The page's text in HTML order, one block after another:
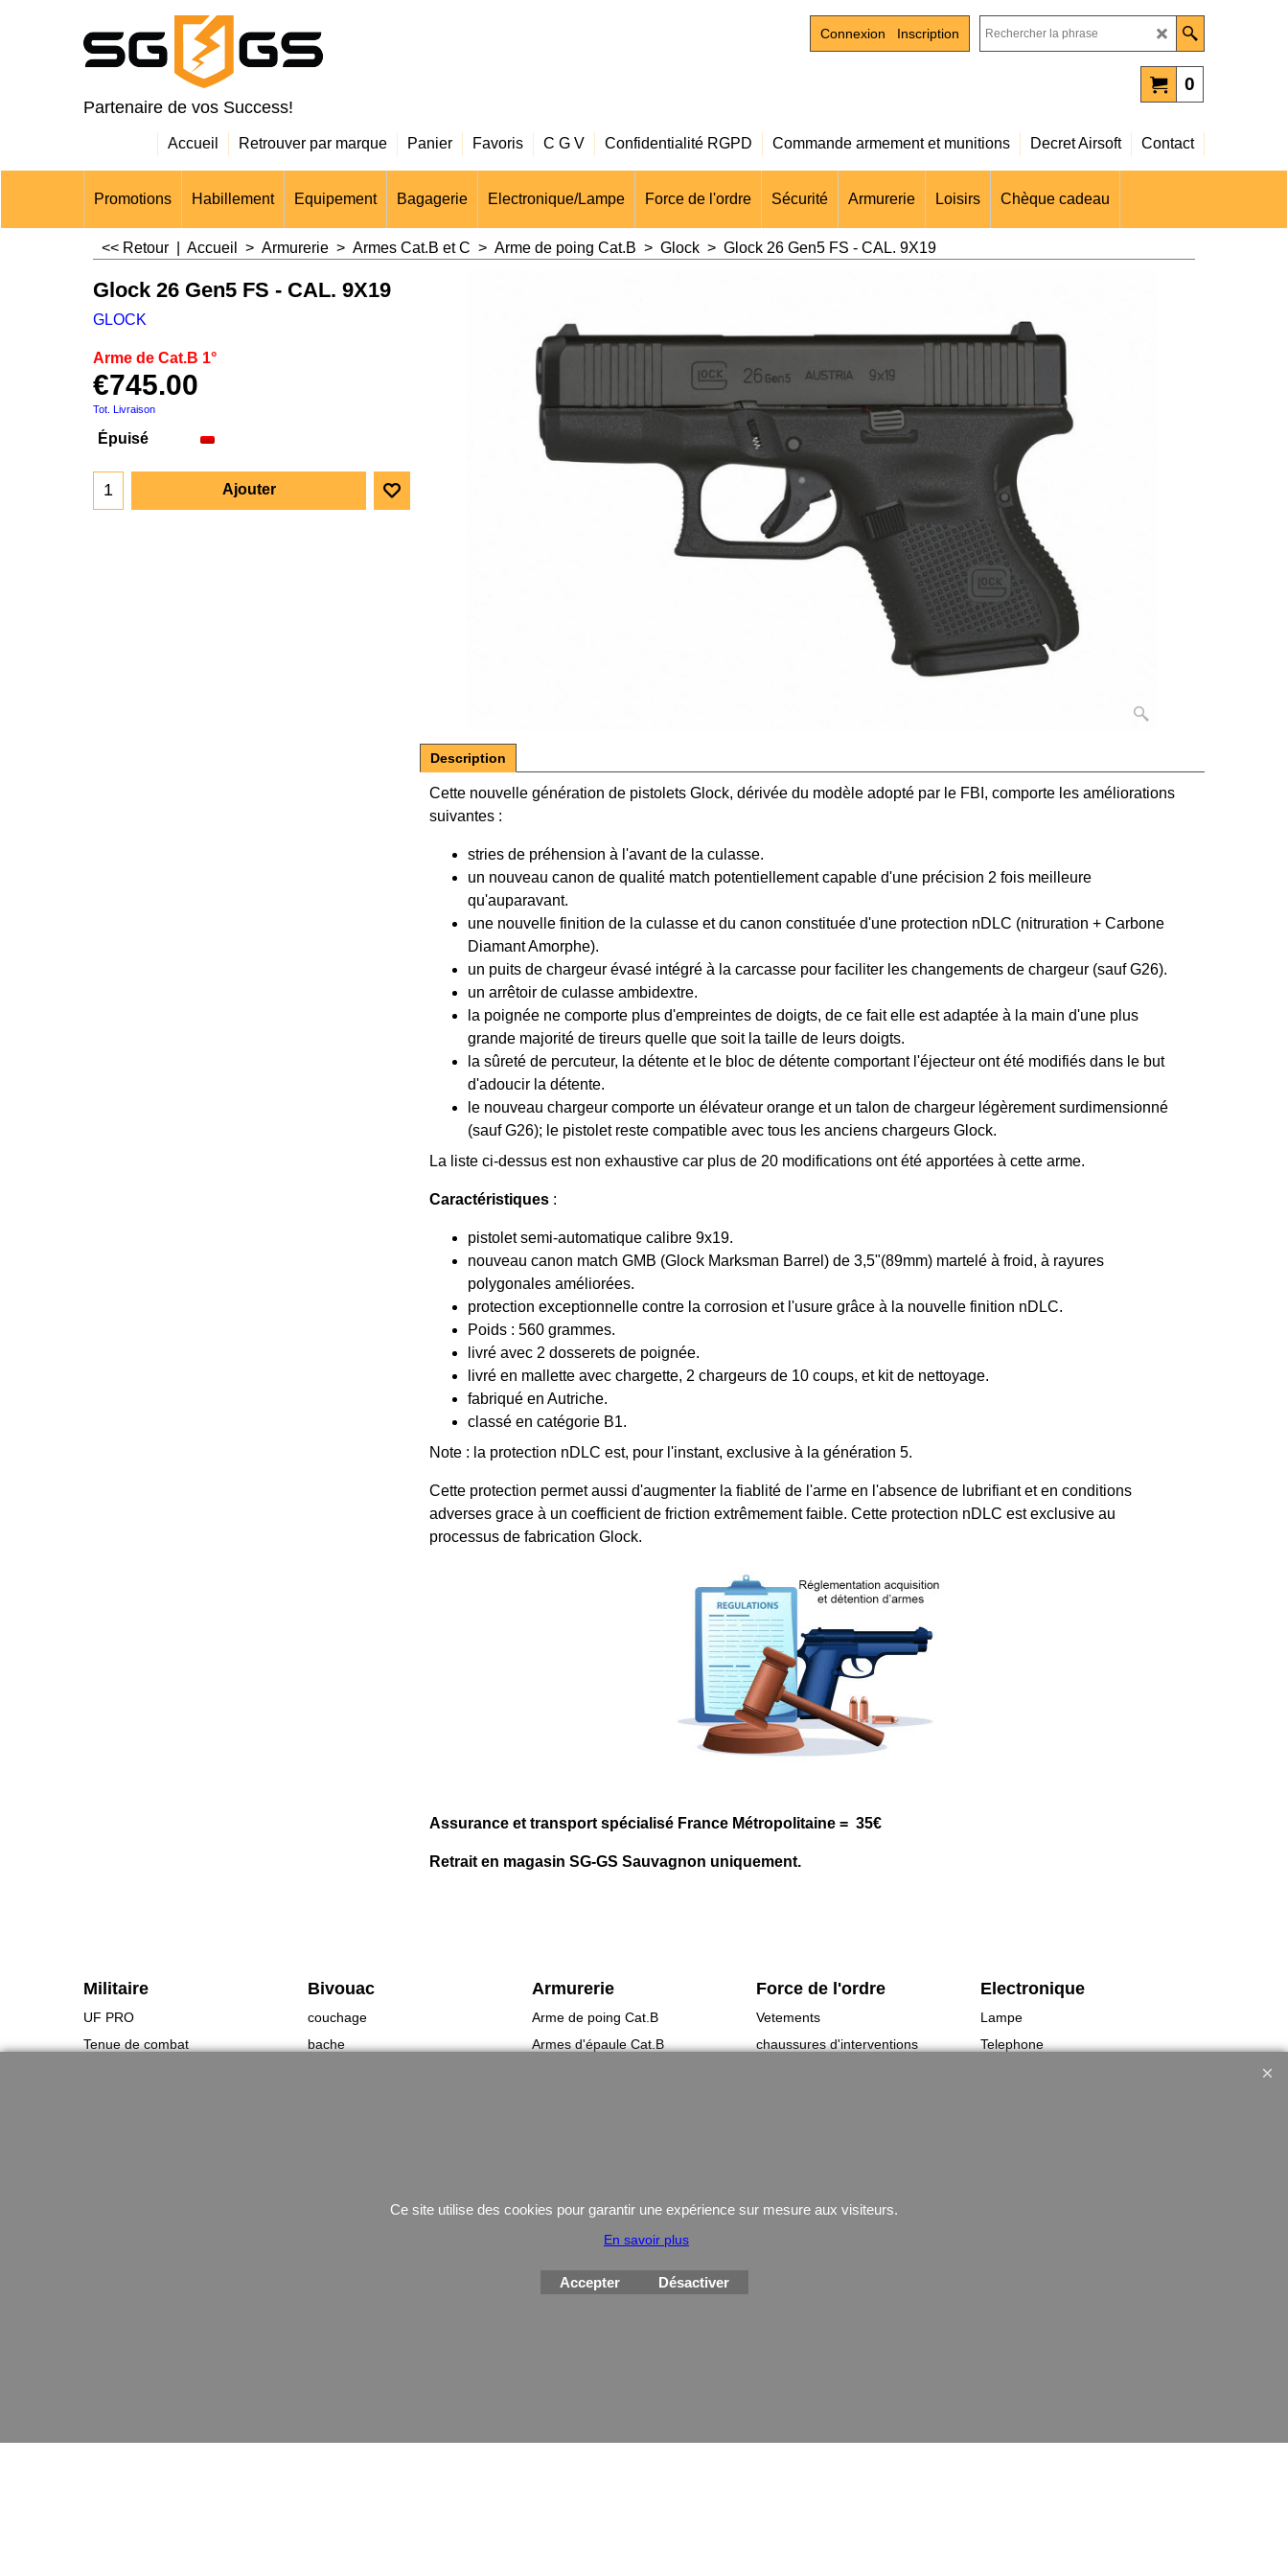
Partenaire de vos Success!
Connexion Inscription
0
Accueil Retrouver par marque Panier Favoris C G V Confidentialité RGPD Commande armement et munitions Decret Airsoft Contact
Promotions Habillement Equipement Bagagerie Electronique/Lampe Force de l'ordre Sécurité Armurerie Loisirs Chèque cadeau
<< Retour Accueil > Armurerie > Armes Cat.B et C > Arme de poing Cat.B > Glock > Glock 26 Gen5 FS - CAL. 9X19
Glock 26 Gen5 FS - CAL. 9X19
GLOCK
Arme de Cat.B 1°
€745.00
Tot. Livraison
Épuisé
Ajouter
Description
Cette nouvelle génération de pistolets Glock, dérivée du modèle adopté par le FBI, comporte les améliorations
suivantes :
stries de préhension à l'avant de la culasse.
un nouveau canon de qualité match potentiellement capable d'une précision 2 fois meilleure
qu'auparavant.
une nouvelle finition de la culasse et du canon constituée d'une protection nDLC (nitruration + Carbone
Diamant Amorphe).
un puits de chargeur évasé intégré à la carcasse pour faciliter les changements de chargeur (sauf G26).
un arrêtoir de culasse ambidextre.
la poignée ne comporte plus d'empreintes de doigts, de ce fait elle est adaptée à la main d'une plus
grande majorité de tireurs quelle que soit la taille de leurs doigts.
la sûreté de percuteur, la détente et le bloc de détente comportant l'éjecteur ont été modifiés dans le but
d'adoucir la détente.
le nouveau chargeur comporte un élévateur orange et un talon de chargeur légèrement surdimensionné
(sauf G26); le pistolet reste compatible avec tous les anciens chargeurs Glock.
La liste ci-dessus est non exhaustive car plus de 20 modifications ont été apportées à cette arme.
Caractéristiques :
pistolet semi-automatique calibre 9x19.
nouveau canon match GMB (Glock Marksman Barrel) de 3,5"(89mm) martelé à froid, à rayures
polygonales améliorées.
protection exceptionnelle contre la corrosion et l'usure grâce à la nouvelle finition nDLC.
Poids : 560 grammes.
livré avec 2 dosserets de poignée.
livré en mallette avec chargette, 2 chargeurs de 10 coups, et kit de nettoyage.
fabriqué en Autriche.
classé en catégorie B1.
Note : la protection nDLC est, pour l'instant, exclusive à la génération 5.
Cette protection permet aussi d'augmenter la fiablité de l'arme en l'absence de lubrifiant et en conditions
adverses grace à un coefficient de friction extrêmement faible. Cette protection nDLC est exclusive au
processus de fabrication Glock.
Assurance et transport spécialisé France Métropolitaine = 35€
Retrait en magasin SG-GS Sauvagnon uniquement.
Militaire
UF PRO
Tenue de combat
Bivouac
couchage
bache
Armurerie
Arme de poing Cat.B
Armes d'épaule Cat.B
Force de l'ordre
Vetements
chaussures d'interventions
Electronique
Lampe
Telephone
eCommerce ShopFactory
Ce site utilise des cookies pour garantir une expérience sur mesure aux visiteurs.
En savoir plus
Accepter Désactiver